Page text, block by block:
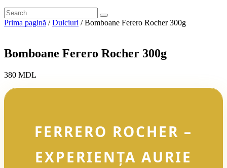
Prima pagină /Dulciuri / Bomboane Ferero Rocher 300g
Bomboane Ferero Rocher 300g
380 MDL
FERRERO ROCHER –
EXPERIENȚA AURIE